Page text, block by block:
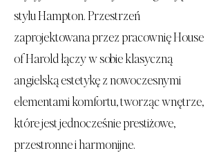
stylu Hampton. Przestrzeń
zaprojektowana przez pracownię House
of Harold łączy w sobie klasyczną
angielską estetykę z nowoczesnymi
elementami komfortu, tworząc wnętrze,
które jest jednocześnie prestiżowe,
przestronne i harmonijne.